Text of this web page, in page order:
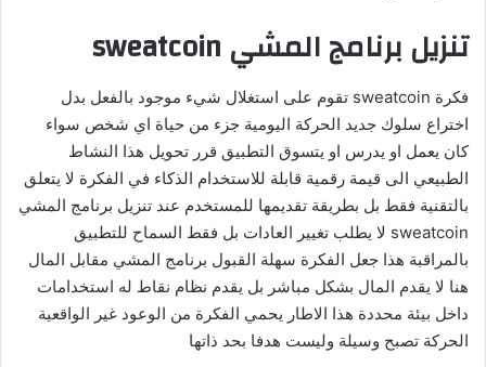
تنزيل برنامج المشي sweatcoin
فكرة sweatcoin تقوم على استغلال شيء موجود بالفعل بدل
اختراع سلوك جديد الحركة اليومية جزء من حياة اي شخص سواء
كان يعمل او يدرس او يتسوق التطبيق قرر تحويل هذا النشاط
الطبيعي الى قيمة رقمية قابلة للاستخدام الذكاء في الفكرة لا يتعلق
بالتقنية فقط بل بطريقة تقديمها للمستخدم عند تنزيل برنامج المشي
sweatcoin لا يطلب تغيير العادات بل فقط السماح للتطبيق
بالمراقبة هذا جعل الفكرة سهلة القبول برنامج المشي مقابل المال
هنا لا يقدم المال بشكل مباشر بل يقدم نظام نقاط له استخدامات
داخل بيئة محددة هذا الاطار يحمي الفكرة من الوعود غير الواقعية
الحركة تصبح وسيلة وليست هدفا بحد ذاتها